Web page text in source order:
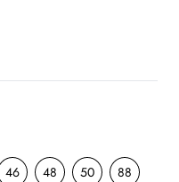
46 48 50 88